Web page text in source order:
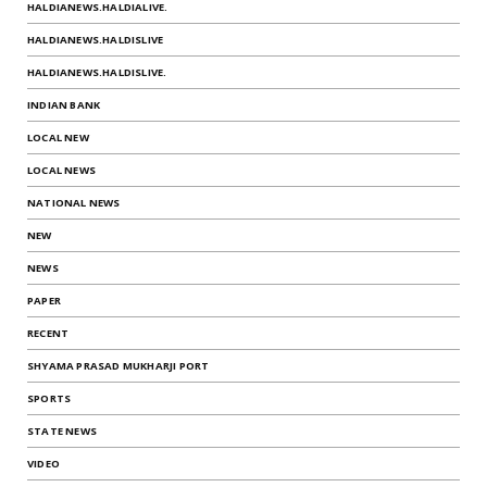
HALDIANEWS.HALDIALIVE.
HALDIANEWS.HALDISLIVE
HALDIANEWS.HALDISLIVE.
INDIAN BANK
LOCAL NEW
LOCAL NEWS
NATIONAL NEWS
NEW
NEWS
PAPER
RECENT
SHYAMA PRASAD MUKHARJI PORT
SPORTS
STATE NEWS
VIDEO